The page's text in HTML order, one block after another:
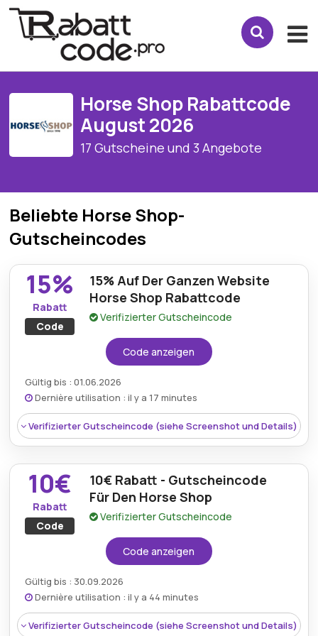
Horse Shop Rabattcode
August 2026
17 Gutscheine und 3 Angebote
Beliebte Horse Shop-
Gutscheincodes
15%
Rabatt
Code
15% Auf Der Ganzen Website
Horse Shop Rabattcode
Verifizierter Gutscheincode
Code anzeigen
Gültig bis : 01.06.2026
Dernière utilisation : il y a 17 minutes
Verifizierter Gutscheincode (siehe Screenshot und Details)
Rabatt:Reitsportbegeisterte können sich 15%
10€
Rabatt
Code
10€ Rabatt - Gutscheincode
Für Den Horse Shop
Verifizierter Gutscheincode
Code anzeigen
Gültig bis : 30.09.2026
Dernière utilisation : il y a 44 minutes
Verifizierter Gutscheincode (siehe Screenshot und Details)